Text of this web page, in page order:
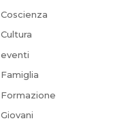
Coscienza
Cultura
eventi
Famiglia
Formazione
Giovani